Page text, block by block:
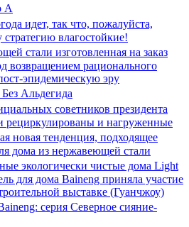
А
идет, так что, пожалуйста,
стратегию влагостойкие!
стали изготовленная на заказ
возвращением рационального
эпидемическую эру
Альдегида
советников президента
рециркулированы и нагруженные
новая тенденция, подходящее
дома из нержавеющей стали
экологически чистые дома Light
для дома Baineng приняла участие
выставке (Гуанчжоу)
серия Северное сияние-